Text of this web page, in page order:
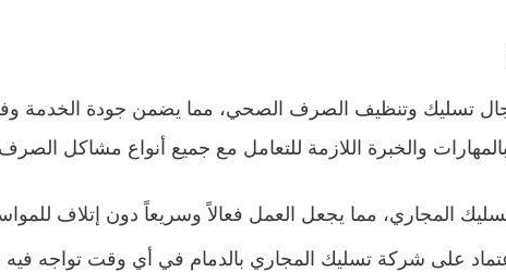
تسليك وتنظيف الصرف الصحي، مما يضمن جودة الخدمة
والخبرة اللازمة للتعامل مع جميع أنواع مشاكل
المجاري، مما يجعل العمل فعالاً وسريعاً دون إتلاف
على شركة تسليك المجاري بالدمام في أي وقت تواجه